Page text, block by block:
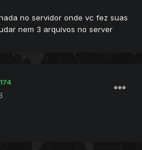
no servidor onde vc fez suas
nem 3 arquivos no server
174